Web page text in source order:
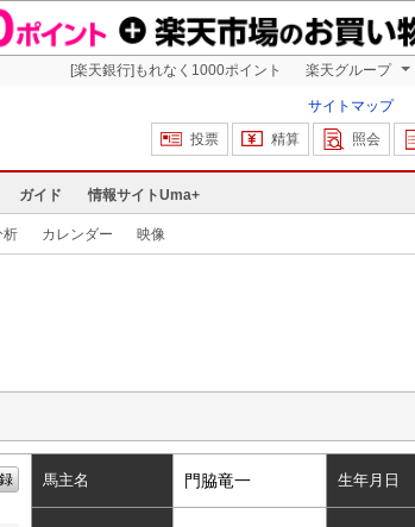
[楽天銀行]もれなく1000ポイント 楽天グループ
サイトマップ
投票
精算 照会
ガイド 情報サイトUma+
析 カレンダー 映像
馬主名 門脇竜一 生年月日